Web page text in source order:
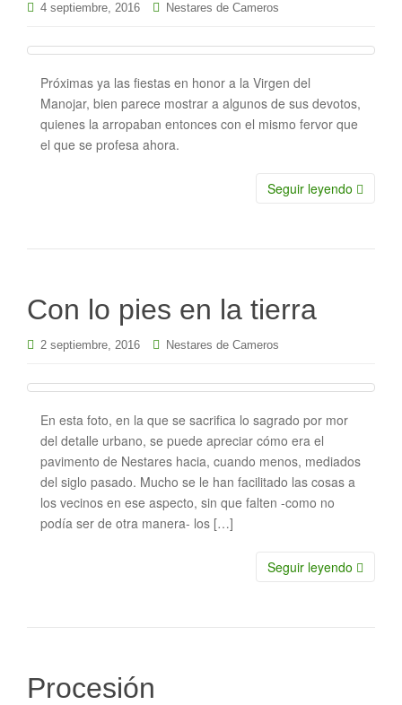
4 septiembre, 2016 Nestares de Cameros
Próximas ya las fiestas en honor a la Virgen del
Manojar, bien parece mostrar a algunos de sus devotos,
quienes la arropaban entonces con el mismo fervor que
el que se profesa ahora.
Seguir leyendo
Con lo pies en la tierra
2 septiembre, 2016 Nestares de Cameros
En esta foto, en la que se sacrifica lo sagrado por mor
del detalle urbano, se puede apreciar cómo era el
pavimento de Nestares hacia, cuando menos, mediados
del siglo pasado. Mucho se le han facilitado las cosas a
los vecinos en ese aspecto, sin que falten -como no
podía ser de otra manera- los […]
Seguir leyendo
Procesión